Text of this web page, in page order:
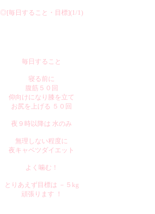
◎[毎日すること・目標](1/1)
毎日すること
寝る前に
腹筋５０回
仰向けになり膝を立て
お尻を上げる ５０回
夜９時以降は 水のみ
無理しない程度に
夜キャベツダイエット
よく噛む！
とりあえず目標は －５kg
頑張ります ！